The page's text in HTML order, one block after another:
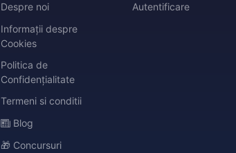
Despre noi
Informații despre
Cookies
Politica de
Confidențialitate
Termeni si conditii
Blog
🎁 Concursuri
Autentificare